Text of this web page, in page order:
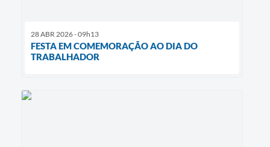
28 ABR 2026 - 09h13
FESTA EM COMEMORAÇÃO AO DIA DO
TRABALHADOR